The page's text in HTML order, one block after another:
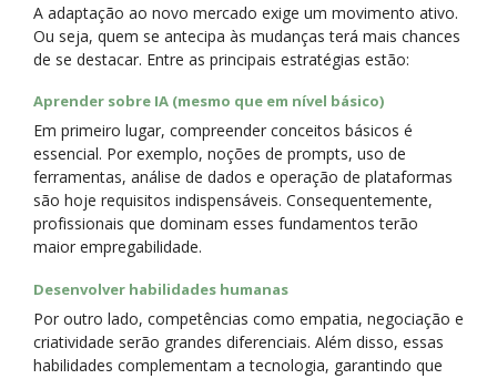
A adaptação ao novo mercado exige um movimento ativo.
Ou seja, quem se antecipa às mudanças terá mais chances
de se destacar. Entre as principais estratégias estão:
Aprender sobre IA (mesmo que em nível básico)
Em primeiro lugar, compreender conceitos básicos é
essencial. Por exemplo, noções de prompts, uso de
ferramentas, análise de dados e operação de plataformas
são hoje requisitos indispensáveis. Consequentemente,
profissionais que dominam esses fundamentos terão
maior empregabilidade.
Desenvolver habilidades humanas
Por outro lado, competências como empatia, negociação e
criatividade serão grandes diferenciais. Além disso, essas
habilidades complementam a tecnologia, garantindo que